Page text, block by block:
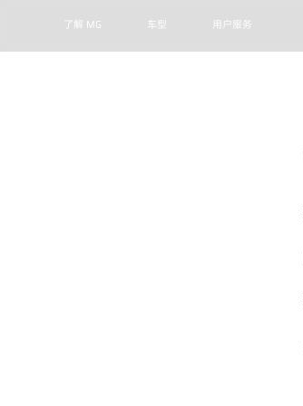
了解 MG 车型 用户服务